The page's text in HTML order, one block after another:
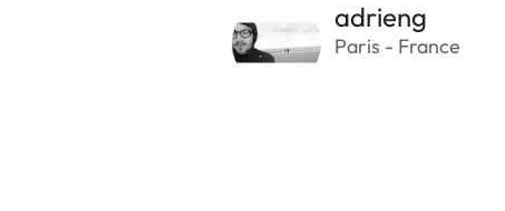
adrieng
Paris - France